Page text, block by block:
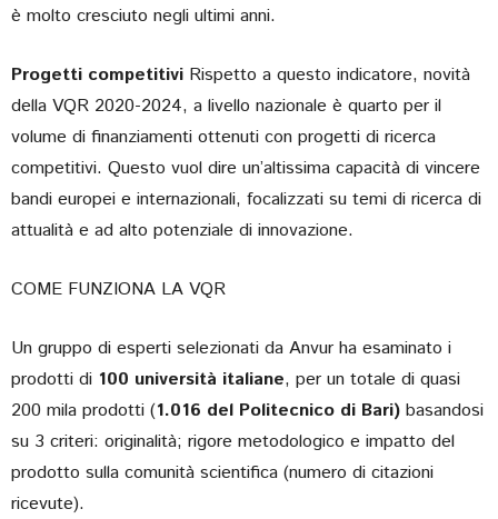
è molto cresciuto negli ultimi anni.
Progetti competitivi Rispetto a questo indicatore, novità
della VQR 2020-2024, a livello nazionale è quarto per il
volume di finanziamenti ottenuti con progetti di ricerca
competitivi. Questo vuol dire un’altissima capacità di vincere
bandi europei e internazionali, focalizzati su temi di ricerca di
attualità e ad alto potenziale di innovazione.
COME FUNZIONA LA VQR
Un gruppo di esperti selezionati da Anvur ha esaminato i
prodotti di 100 università italiane, per un totale di quasi
200 mila prodotti (1.016 del Politecnico di Bari) basandosi
su 3 criteri: originalità; rigore metodologico e impatto del
prodotto sulla comunità scientifica (numero di citazioni
ricevute).